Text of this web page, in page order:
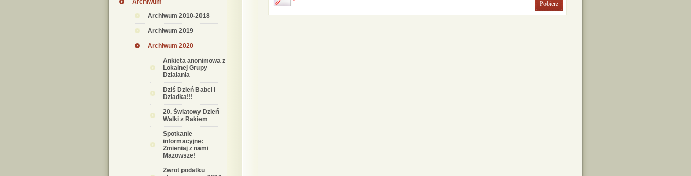
Archiwum
Archiwum 2010-2018
Archiwum 2019
Archiwum 2020
Ankieta anonimowa z
Lokalnej Grupy
Działania
Dziś Dzień Babci i
Dziadka!!!
20. Światowy Dzień
Walki z Rakiem
Spotkanie
informacyjne:
Zmieniaj z nami
Mazowsze!
Zwrot podatku
Pobierz